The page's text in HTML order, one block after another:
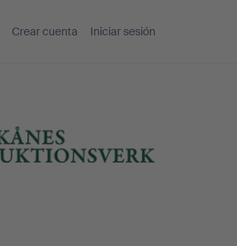
Crear cuenta Iniciar sesión